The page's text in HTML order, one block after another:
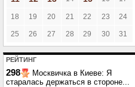
18 19 20 21 22 23 24
25 26 27 28 29 30 31
РЕЙТИНГ
298
Москвичка в Киеве: Я
старалась держаться в стороне...